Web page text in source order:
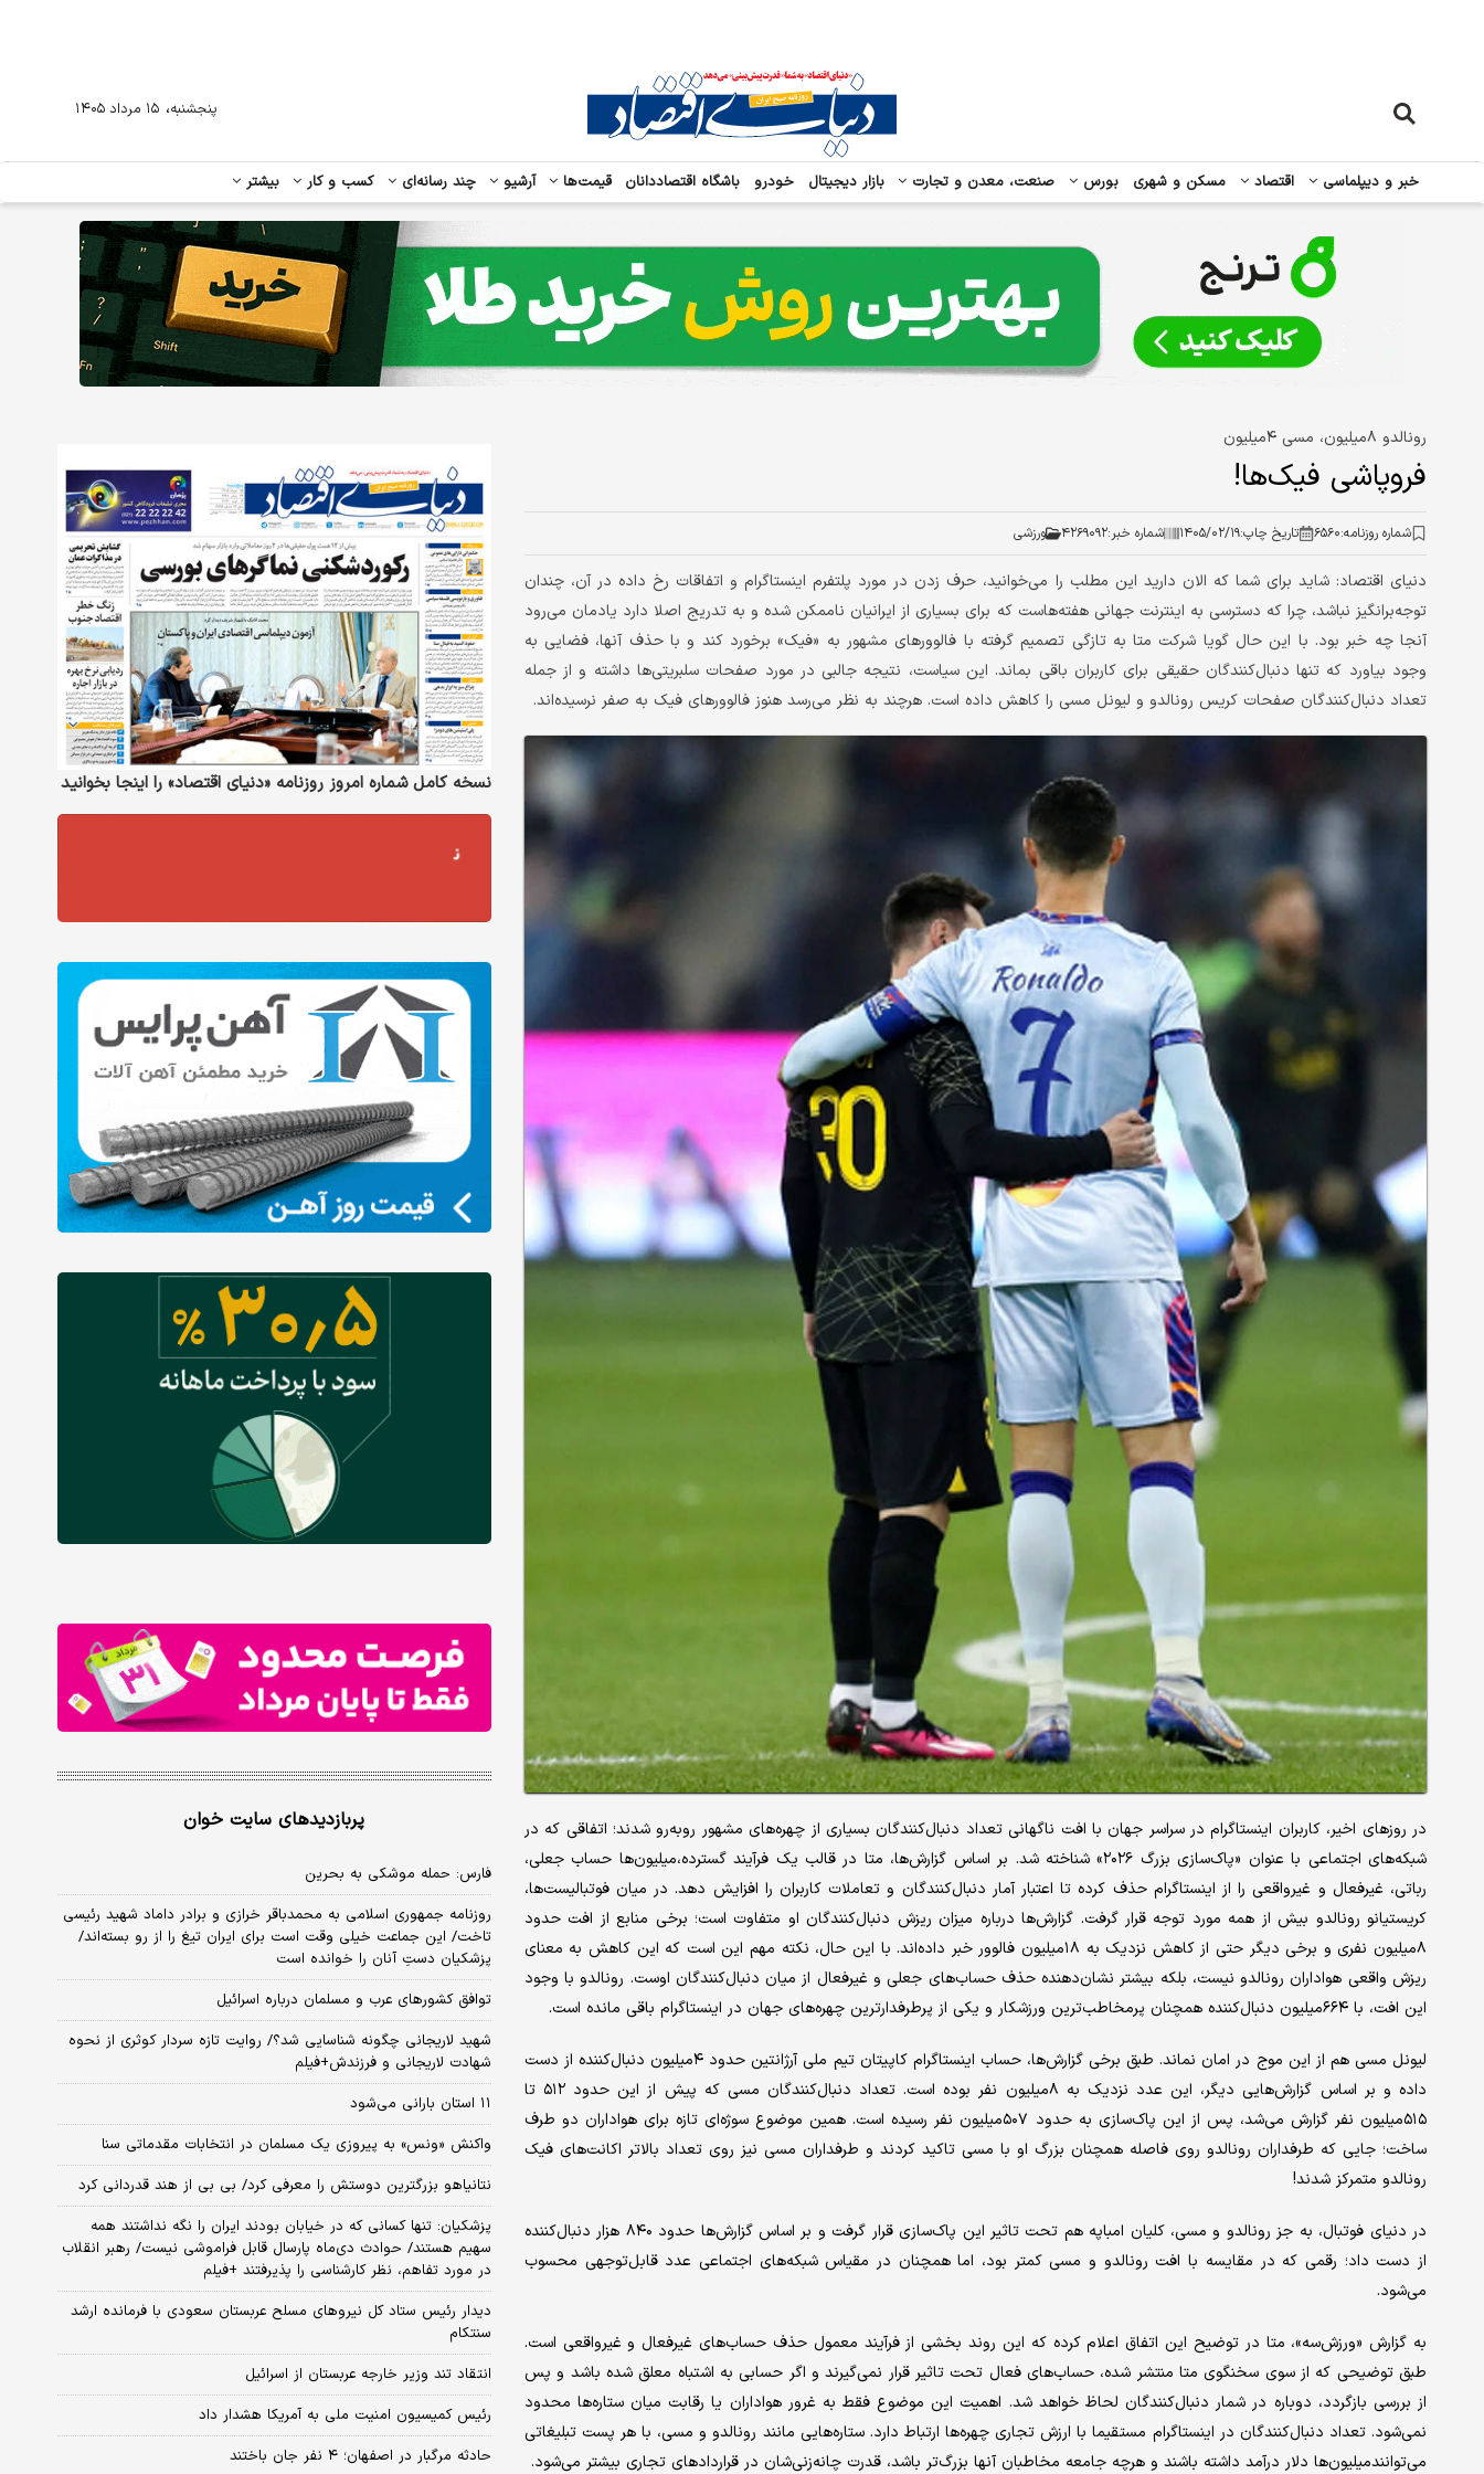
خبر و دیپلماسی اقتصاد مسکن و شهری بورس صنعت، معدن و تجارت بازار دیجیتال خودرو باشگاه اقتصاددانان قیمت‌ها آرشیو چند رسانه‌ای کسب و کار بیشتر
پنجشنبه، ۱۵ مرداد ۱۴۰۵
رونالدو ۸‌میلیون، مسی ۴‌میلیون
فروپاشی فیک‌ها!
شماره روزنامه:۶۵۶۰ تاریخ چاپ:۱۴۰۵/۰۲/۱۹ شماره خبر:۴۲۶۹۰۹۲ ورزشی
دنیای اقتصاد: شاید برای شما که الان دارید این مطلب را می‌خوانید، حرف زدن در مورد پلتفرم اینستاگرام و اتفاقات رخ داده در آن، چندان
توجه‌برانگیز نباشد، چرا که دسترسی به اینترنت جهانی هفته‌هاست که برای بسیاری از ایرانیان ناممکن شده و به تدریج اصلا دارد یادمان می‌رود
آنجا چه خبر بود. با این حال گویا شرکت متا به تازگی تصمیم گرفته با فالوورهای مشهور به «فیک» برخورد کند و با حذف آنها، فضایی به
وجود بیاورد که تنها دنبال‌کنندگان حقیقی برای کاربران باقی بماند. این سیاست، نتیجه جالبی در مورد صفحات سلبریتی‌ها داشته و از جمله
تعداد دنبال‌کنندگان صفحات کریس رونالدو و لیونل مسی را کاهش داده است. هرچند به نظر می‌رسد هنوز فالوورهای فیک به صفر نرسیده‌اند.
در روزهای اخیر، کاربران اینستاگرام در سراسر جهان با افت ناگهانی تعداد دنبال‌کنندگان بسیاری از چهره‌های مشهور روبه‌رو شدند؛ اتفاقی که در
شبکه‌های اجتماعی با عنوان «پاک‌سازی بزرگ ۲۰۲۶» شناخته شد. بر اساس گزارش‌ها، متا در قالب یک فرآیند گسترده،‌میلیون‌ها حساب جعلی،
رباتی، غیرفعال و غیرواقعی را از اینستاگرام حذف کرده تا اعتبار آمار دنبال‌کنندگان و تعاملات کاربران را افزایش دهد. در میان فوتبالیست‌ها،
کریستیانو رونالدو بیش از همه مورد توجه قرار گرفت. گزارش‌ها درباره میزان ریزش دنبال‌کنندگان او متفاوت است؛ برخی منابع از افت حدود
۸‌میلیون نفری و برخی دیگر حتی از کاهش نزدیک به ۱۸‌میلیون فالوور خبر داده‌اند. با این حال، نکته مهم این است که این کاهش به معنای
ریزش واقعی هواداران رونالدو نیست، بلکه بیشتر نشان‌دهنده حذف حساب‌های جعلی و غیرفعال از میان دنبال‌کنندگان اوست. رونالدو با وجود
این افت، با ۶۶۴‌میلیون دنبال‌کننده همچنان پرمخاطب‌ترین ورزشکار و یکی از پرطرفدارترین چهره‌های جهان در اینستاگرام باقی مانده است.
لیونل مسی هم از این موج در امان نماند. طبق برخی گزارش‌ها، حساب اینستاگرام کاپیتان تیم ملی آرژانتین حدود ۴‌میلیون دنبال‌کننده از دست
داده و بر اساس گزارش‌هایی دیگر، این عدد نزدیک به ۸‌میلیون نفر بوده است. تعداد دنبال‌کنندگان مسی که پیش از این حدود ۵۱۲ تا
۵۱۵‌میلیون نفر گزارش می‌شد، پس از این پاک‌سازی به حدود ۵۰۷‌میلیون نفر رسیده است. همین موضوع سوژه‌ای تازه برای هواداران دو طرف
ساخت؛ جایی که طرفداران رونالدو روی فاصله همچنان بزرگ او با مسی تاکید کردند و طرفداران مسی نیز روی تعداد بالاتر اکانت‌های فیک
رونالدو متمرکز شدند!
در دنیای فوتبال، به جز رونالدو و مسی، کلیان امباپه هم تحت تاثیر این پاک‌سازی قرار گرفت و بر اساس گزارش‌ها حدود ۸۴۰ هزار دنبال‌کننده
از دست داد؛ رقمی که در مقایسه با افت رونالدو و مسی کمتر بود، اما همچنان در مقیاس شبکه‌های اجتماعی عدد قابل‌توجهی محسوب
می‌شود.
به گزارش «ورزش‌سه»، متا در توضیح این اتفاق اعلام کرده که این روند بخشی از فرآیند معمول حذف حساب‌های غیرفعال و غیرواقعی است.
طبق توضیحی که از سوی سخنگوی متا منتشر شده، حساب‌های فعال تحت تاثیر قرار نمی‌گیرند و اگر حسابی به اشتباه معلق شده باشد و پس
از بررسی بازگردد، دوباره در شمار دنبال‌کنندگان لحاظ خواهد شد. اهمیت این موضوع فقط به غرور هواداران یا رقابت میان ستاره‌ها محدود
نمی‌شود. تعداد دنبال‌کنندگان در اینستاگرام مستقیما با ارزش تجاری چهره‌ها ارتباط دارد. ستاره‌هایی مانند رونالدو و مسی، با هر پست تبلیغاتی
می‌توانند‌میلیون‌ها دلار درآمد داشته باشند و هرچه جامعه مخاطبان آنها بزرگ‌تر باشد، قدرت چانه‌زنی‌شان در قراردادهای تجاری بیشتر می‌شود.
نسخه کامل شماره امروز روزنامه «دنیای‌ اقتصاد» را اینجا بخوانید
پربازدیدهای سایت خوان
فارس: حمله موشکی به بحرین
روزنامه جمهوری اسلامی به محمدباقر خرازی و برادر داماد شهید رئیسی
تاخت/ این جماعت خیلی وقت است برای ایران تیغ را از رو بسته‌اند/
پزشکیان دستِ آنان را خوانده است
توافق کشورهای عرب و مسلمان درباره اسرائیل
شهید لاریجانی چگونه شناسایی شد؟/ روایت تازه سردار کوثری از نحوه
شهادت لاریجانی و فرزندش+فیلم
۱۱ استان بارانی می‌شود
واکنش «ونس» به پیروزی یک مسلمان در انتخابات مقدماتی سنا
نتانیاهو بزرگترین دوستش را معرفی کرد/ بی بی از هند قدردانی کرد
پزشکیان: تنها کسانی که در خیابان بودند ایران را نگه نداشتند همه
سهیم هستند/ حوادث دی‌ماه پارسال قابل فراموشی نیست/ رهبر انقلاب
در مورد تفاهم، نظر کارشناسی را پذیرفتند +فیلم
دیدار رئیس ستاد کل نیروهای مسلح عربستان سعودی با فرمانده ارشد
سنتکام
انتقاد تند وزیر خارجه عربستان از اسرائیل
رئیس کمیسیون امنیت ملی به آمریکا هشدار داد
حادثه مرگبار در اصفهان؛ ۴ نفر جان باختند